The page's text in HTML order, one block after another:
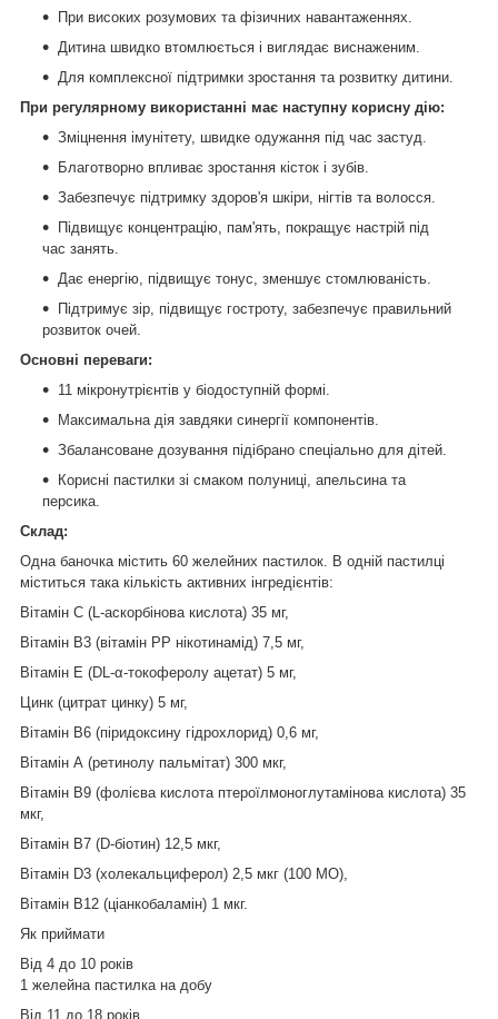
При високих розумових та фізичних навантаженнях.
Дитина швидко втомлюється і виглядає виснаженим.
Для комплексної підтримки зростання та розвитку дитини.
При регулярному використанні має наступну корисну дію:
Зміцнення імунітету, швидке одужання під час застуд.
Благотворно впливає зростання кісток і зубів.
Забезпечує підтримку здоров'я шкіри, нігтів та волосся.
Підвищує концентрацію, пам'ять, покращує настрій під
час занять.
Дає енергію, підвищує тонус, зменшує стомлюваність.
Підтримує зір, підвищує гостроту, забезпечує правильний
розвиток очей.
Основні переваги:
11 мікронутрієнтів у біодоступній формі.
Максимальна дія завдяки синергії компонентів.
Збалансоване дозування підібрано спеціально для дітей.
Корисні пастилки зі смаком полуниці, апельсина та
персика.
Склад:
Одна баночка містить 60 желейних пастилок. В одній пастилці
міститься така кількість активних інгредієнтів:
Вітамін C (L-аскорбінова кислота) 35 мг,
Вітамін B3 (вітамін PP нікотинамід) 7,5 мг,
Вітамін Е (DL-α-токоферолу ацетат) 5 мг,
Цинк (цитрат цинку) 5 мг,
Вітамін B6 (піридоксину гідрохлорид) 0,6 мг,
Вітамін А (ретинолу пальмітат) 300 мкг,
Вітамін B9 (фолієва кислота птероїлмоноглутамінова кислота) 35
мкг,
Вітамін B7 (D-біотин) 12,5 мкг,
Вітамін D3 (холекальциферол) 2,5 мкг (100 МО),
Вітамін B12 (ціанкобаламін) 1 мкг.
Як приймати
Від 4 до 10 років
1 желейна пастилка на добу
Від 11 до 18 років